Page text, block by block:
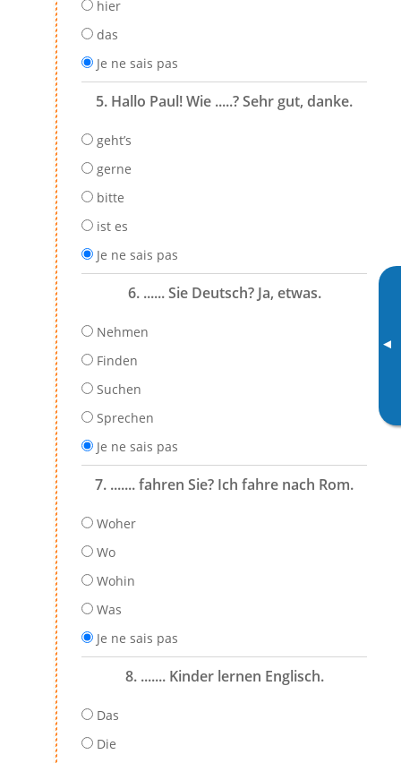
▸
hier
das
Je ne sais pas
5. Hallo Paul! Wie .....? Sehr gut, danke.
geht’s
gerne
bitte
ist es
Je ne sais pas
6. ...... Sie Deutsch? Ja, etwas.
Nehmen
Finden
Suchen
Sprechen
Je ne sais pas
7. ....... fahren Sie? Ich fahre nach Rom.
Woher
Wo
Wohin
Was
Je ne sais pas
8. ....... Kinder lernen Englisch.
Das
Die